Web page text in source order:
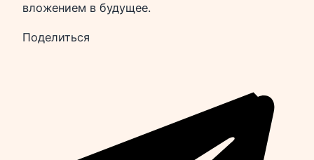
вложением в будущее.
Поделиться